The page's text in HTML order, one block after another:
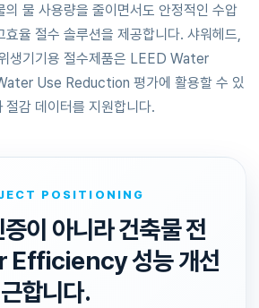
의 물 사용량을 줄이면서도 안정적인 수압
율 절수 솔루션을 제공합니다. 샤워헤드,
생기기용 절수제품은 LEED Water
Use Reduction 평가에 활용할 수 있
절감 데이터를 지원합니다.
POSITIONING
이 아니라 건축물 전
Efficiency 성능 개선
합니다.